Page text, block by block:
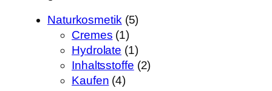
Naturkosmetik (5)
Cremes (1)
Hydrolate (1)
Inhaltsstoffe (2)
Kaufen (4)